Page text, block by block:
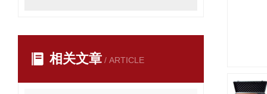
相关文章 / ARTICLE